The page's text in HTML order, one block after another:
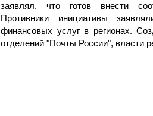
заявлял, что готов внести
Противники инициативы
финансовых услуг в регионах.
отделений "Почты России", власти